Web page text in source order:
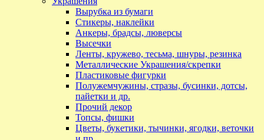
Вырубка из бумаги
Стикеры, наклейки
Анкеры, брадсы, люверсы
Высечки
Ленты, кружево, тесьма, шнуры, резинка
Металлические Украшения/скрепки
Пластиковые фигурки
Полужемчужины, стразы, бусинки, дотсы,
пайетки и др.
Прочий декор
Топсы, фишки
Цветы, букетики, тычинки, ягодки, веточки